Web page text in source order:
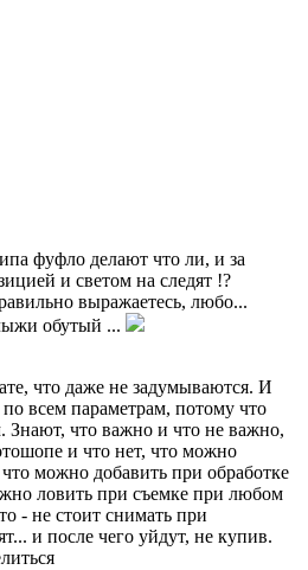
фуфло делают что ли, и за
и светом на следят !?
выражаетесь, любо...
обутый ...
что даже не задумываются. И
всем параметрам, потому что
что важно и что не важно,
и что нет, что можно
что можно добавить при обработке
ловить при съемке при любом
- не стоит снимать при
и после чего уйдут, не купив.